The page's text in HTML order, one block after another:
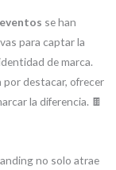
se han
para captar la
de marca.
destacar, ofrecer
la diferencia. 🍫
no solo atrae